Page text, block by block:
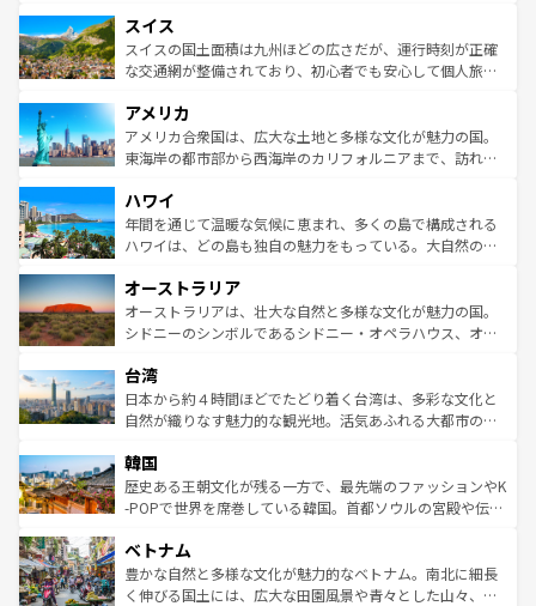
れる地方に足を運ぶとそれぞれで全く異なる文化を体験で
きるだろう。 なお、新着のフランス情報はコンテンツ一覧
を参照してほしい。
は、お酒好きな人にはぜひ体験してほしい。 なお、新着の
ドイツ情報はコンテンツ一覧を参照してほしい。
リアごとに異なる魅力がある。また、優雅なアフタヌーン
ティー、ビール好きにはたまらない英国パブ、サッカー観
戦など、本場だからこそできる体験も豊富。イギリスを旅
ンツ一覧を参照してほしい。
スイス
スイスの国土面積は九州ほどの広さだが、運行時刻が正確
な交通網が整備されており、初心者でも安心して個人旅行
の建物がそのまま残る町や、スイスならではのユニークな
博物館もあり、アルプス観光だけでなく町歩きも満喫する
ことができる。国民の所得が高いため物価も高いが、旅行
ば市内交通費無料で観光を楽しむこともできる。 なお、新
着のスイス情報はコンテンツ一覧 を参照してほしい。
アメリカ
アメリカ合衆国は、広大な土地と多様な文化が魅力の国。
東海岸の都市部から西海岸のカリフォルニアまで、訪れる
のような巨大都市は、観光、ショッピング、エンターテイ
ンメントが詰まった刺激的なスポットだ。一方、アメリカ
西部には大自然が広がり、グランドキャニオンやイエロー
部のニューオーリンズでは、音楽と美食が融合した独特の
文化が魅力。旅行者はアメリカの各地域で異なる魅力を楽
しみながら、その多様性と豊かな歴史を感じることができ
ならではの贅沢な旅のスタイルだ。 なお、新着のアメリカ
情報はコンテンツ一覧を参照してほしい。
ハワイ
年間を通じて温暖な気候に恵まれ、多くの島で構成される
ハワイは、どの島も独自の魅力をもっている。大自然の神
ワイ島は見逃せない。また、定番の観光地といえばオアフ
島だが、静かな自然を求めるならマウイ島やカウアイ島が
おすすめ。エメラルドグリーンに輝く海をはじめ、豊かな
れるおもてなしの心で訪れる人々を迎えてくれるハワイの
人々、おいしいローカルフードやハワイアンミュージッ
ク、伝統的なフラダンスなど、すべてがハワイの魅力を彩
ワイを、存分に味わってほしい。 なお、新着のハワイ情報
はコンテンツ一覧を参照してほしい。
オーストラリア
オーストラリアは、壮大な自然と多様な文化が魅力の国。
シドニーのシンボルであるシドニー・オペラハウス、オー
リアリーフや大陸中央部にそびえるウルル（エアーズロッ
ク）、タスマニアの美しい原生林やケアンズの熱帯雨林な
ど、見どころがたくさん。また、カフェやワイン、オージ
いる。アクティビティも充実しており、サーフィンやダイ
ビング、ハイキングなど、アウトドア好きにはたまらな
い。オーストラリアの多彩な魅力を存分に味わいつくそ
参照してほしい。
台湾
日本から約４時間ほどでたどり着く台湾は、多彩な文化と
自然が織りなす魅力的な観光地。活気あふれる大都市の台
ン）、静ひつな山岳地帯である台湾東部など、都市の喧騒
と山間の静けさが共存しており、訪れる人に新しい発見と
驚きをもたらしてくれる。また、奥深い台湾の食文化も魅
容にもいいと評判のスイーツなど、バラエティ豊かな料理
が味わえる。 なお、新着の台湾情報は コンテンツ一覧を参
照してほしい。
韓国
歴史ある王朝文化が残る一方で、最先端のファッションやK
-POPで世界を席巻している韓国。首都ソウルの宮殿や伝統
き、地方に足を延ばせば四季折々の自然美を楽しむことが
できる。そして、キムチや焼肉、絶品のストリートフード
まで、さまざまな韓国料理が待っている。夜には、韓国な
ベトナム
豊かな自然と多様な文化が魅力的なベトナム。南北に細長
く伸びる国土には、広大な田園風景や青々とした山々、世